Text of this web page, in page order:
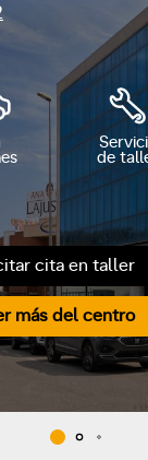
cita en taller
más del centro
de